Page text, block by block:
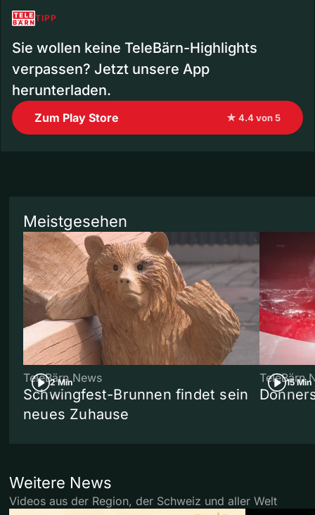
TIPP
Sie wollen keine TeleBärn-Highlights
verpassen? Jetzt unsere App
herunterladen.
Zum Play Store ★ 4.4 von 5
Meistgesehen
2 Min
TeleBärn News
Schwingfest-Brunnen findet sein
neues Zuhause
15 Min
TeleBärn
Weitere News
Videos aus der Region, der Schweiz und aller Welt